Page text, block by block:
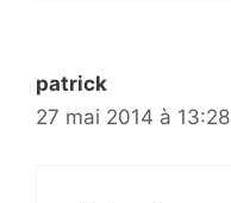
patrick
27 mai 2014 à 13:28